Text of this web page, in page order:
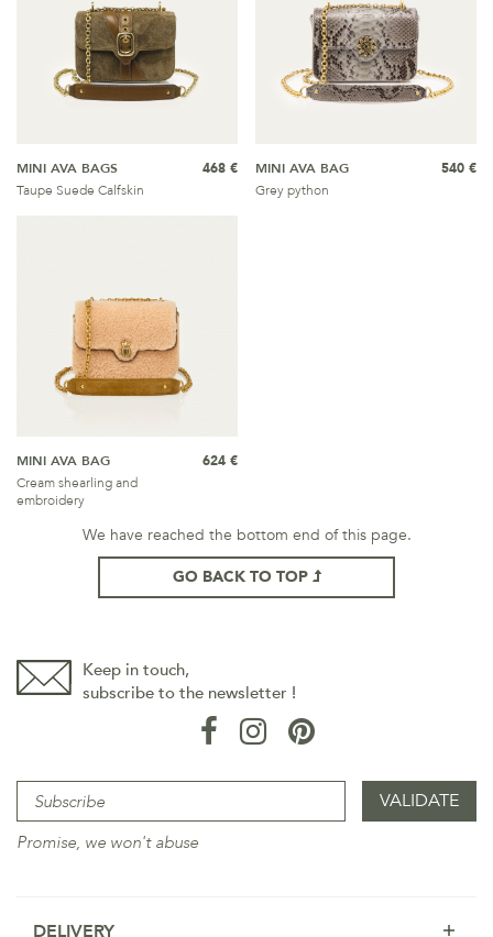
MINI AVA BAGS
Taupe Suede Calfskin
468 €
MINI AVA BAG
Grey python
540 €
MINI AVA BAG
Cream shearling and
embroidery
624 €
We have reached the bottom end of this page.
GO BACK TO TOP
Keep in touch,
subscribe to the newsletter !
Promise, we won't abuse
DELIVERY